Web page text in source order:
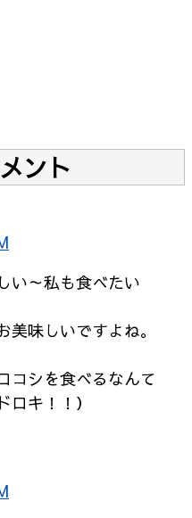
ント
～私も食べたい
味しいですよね。
コシを食べるなんて
キ！！）